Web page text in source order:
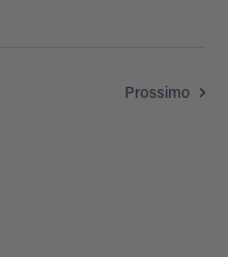
Prossimo